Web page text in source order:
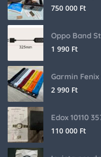
750 000 Ft
Oppo Band
1 990 Ft
Garmin
2 990 Ft
Edox 10110
110 000 Ft